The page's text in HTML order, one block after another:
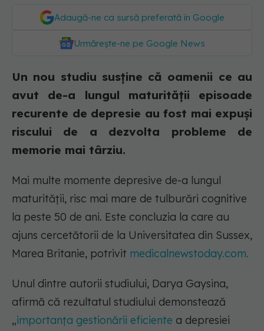
Adaugă-ne ca sursă preferată în Google
Urmărește-ne pe Google News
Un nou studiu susține că oamenii ce au
avut de-a lungul maturității episoade
recurente de depresie au fost mai expuși
riscului de a dezvolta probleme de
memorie mai târziu.
Mai multe momente depresive de-a lungul
maturității, risc mai mare de tulburări cognitive
la peste 50 de ani. Este concluzia la care au
ajuns cercetătorii de la Universitatea din Sussex,
Marea Britanie, potrivit medicalnewstoday.com.
Unul dintre autorii studiului, Darya Gaysina,
afirmă că rezultatul studiului demonstează
„importanța gestionării eficiente a depresiei